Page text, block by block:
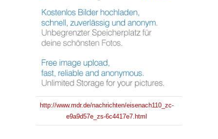
http://www.mdr.de/nachrichten/eisenach110_zc-
e9a9d57e_zs-6c4417e7.html